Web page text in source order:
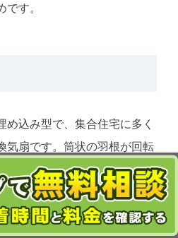
目次
キ
ッ
す。
め込み型で、集合住宅に多く
気扇です。筒状の羽根が回転
、浴室内の湿気や匂いを効率
特徴的なのは、換気だけでな
えたモデルもある点です。